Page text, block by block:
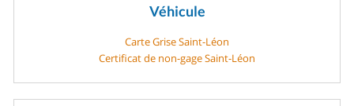
Véhicule
Carte Grise Saint-Léon
Certificat de non-gage Saint-Léon